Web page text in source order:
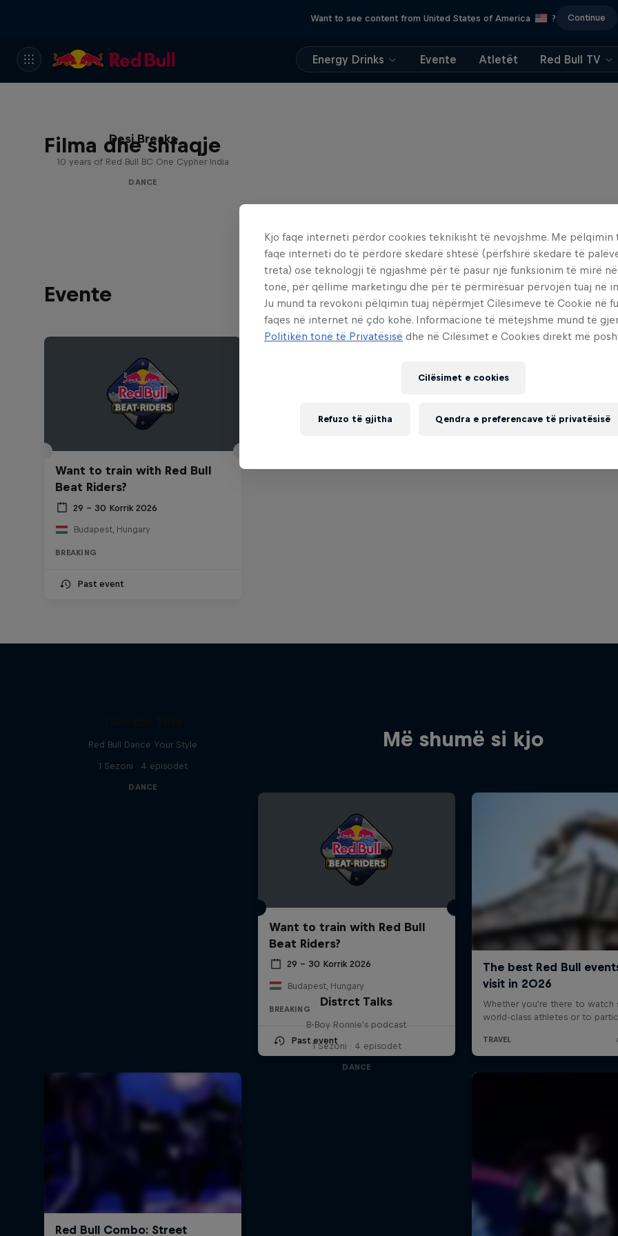
Want to see content from United States of America ? Continue
Energy Drinks Evente Atletët Red Bull TV
Filma dhe shfaqje
Desi Breaks
10 years of Red Bull BC One Cypher India
DANCE
Evente
Want to train with Red Bull
Beat Riders?
29 – 30 Korrik 2026
Budapest, Hungary
BREAKING
Past event
Më shumë si kjo
Red Bull Dance Your Style
1 Sezoni · 4 episodet
DANCE
Want to train with Red Bull
Beat Riders?
29 – 30 Korrik 2026
Budapest, Hungary
BREAKING
Past event
Distrct Talks
B-Boy Ronnie's podcast
1 Sezoni · 4 episodet
DANCE
Kjo faqe interneti përdor cookies teknikisht të nevojshme. Me pëlqimin
faqe interneti do të përdorë skedarë shtesë (përfshirë skedarë të
treta) ose teknologji të ngjashme për të pasur një funksionim të mirë
tonë, për qëllime marketingu dhe për të përmirësuar përvojën tuaj në
Ju mund ta revokoni pëlqimin tuaj nëpërmjet Cilësimeve të Cookie në
faqes në internet në çdo kohë. Informacione të mëtejshme mund të
Politikën tonë të Privatësisë dhe në Cilësimet e Cookies direkt më
Cilësimet e cookies
Refuzo të gjitha Qendra e preferencave të privatësisë